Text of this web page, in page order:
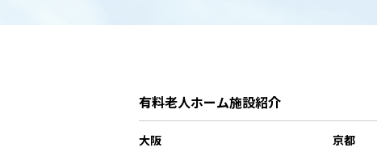
有料老人ホーム施設紹介
大阪
京都